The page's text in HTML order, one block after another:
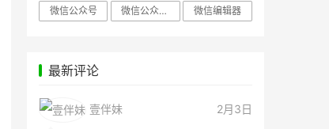
微信公众号
微信公众号，样式模板、公众号样式 微信编辑器
最新评论
壹伴妹 2月3日